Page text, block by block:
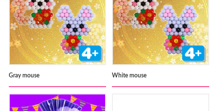
Gray mouse White mouse